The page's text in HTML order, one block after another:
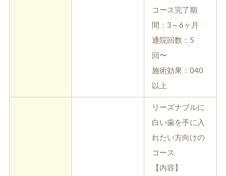
コース完了期
間：3～6ヶ月
通院回数：5
回〜
施術効果：040
以上
リーズナブルに
白い歯を手に入
れたい方向けの
コース
【内容】